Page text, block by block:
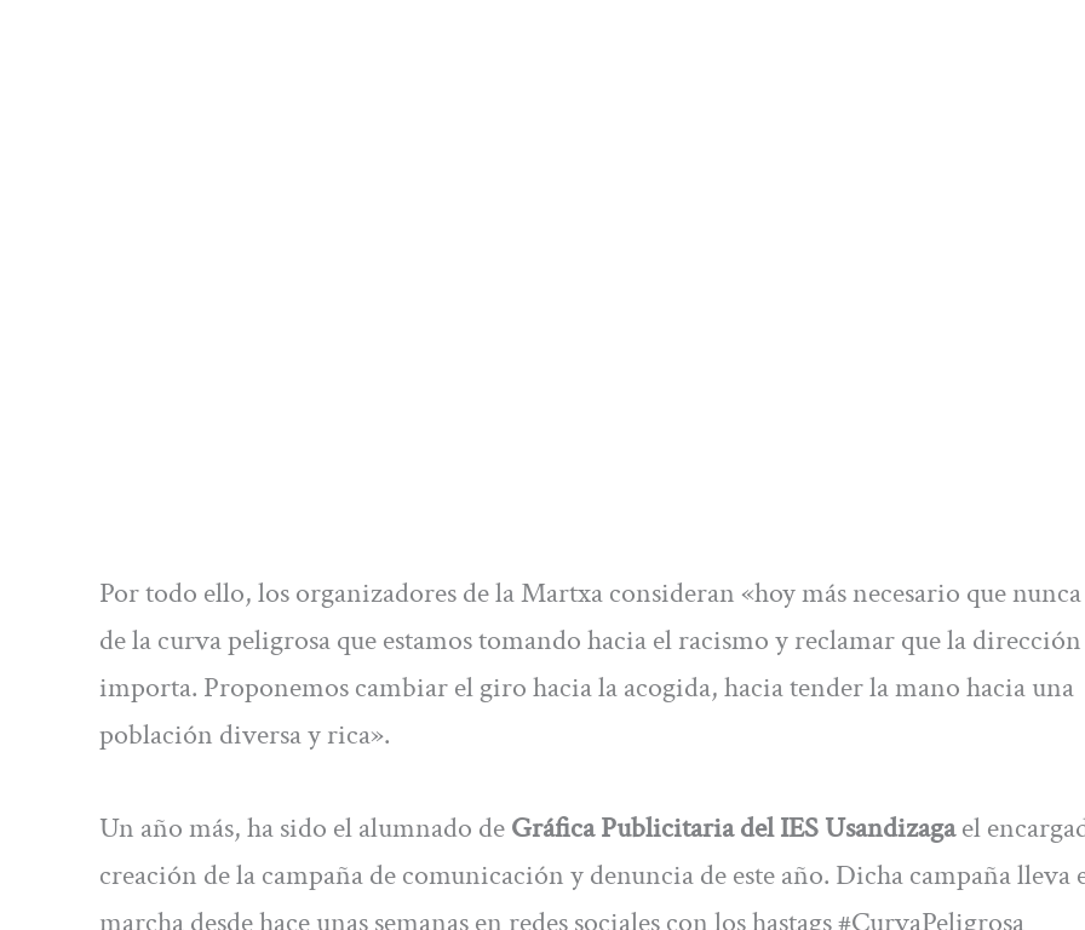
Por todo ello, los organizadores de la Martxa consideran «hoy más necesario que
de la curva peligrosa que estamos tomando hacia el racismo y reclamar que la
importa. Proponemos cambiar el giro hacia la acogida, hacia tender la mano hacia una
población diversa y rica».
Un año más, ha sido el alumnado deGráfica Publicitaria del IES Usandizagael
creación de la campaña de comunicación y denuncia de este año. Dicha campaña lleva